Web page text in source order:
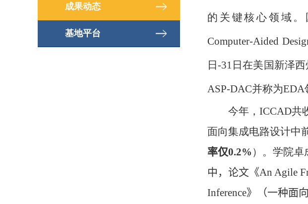
成果动态
基地平台
的关键核心领域
Computer-Aided
日-31 日在美国新泽西
ASP-DAC并称为EDA
今年，ICCAD共
面向集成电路设计中
率仅0.2% ）。学院
中，论文《An Agile
Inference》（一种面